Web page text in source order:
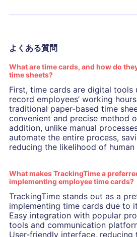
よくある質問
What are time cards, and how do
time sheets?
First, time cards are digital tools
record employees’ working
traditional paper-based time
convenient and precise method
addition, unlike manual
automate the entire process,
reducing the likelihood of human
What makes TrackingTime a
implementing employee time cards?
TrackingTime stands out as a
implementing time cards due to
Easy integration with popular
tools and communication
User-friendly interface, reducing